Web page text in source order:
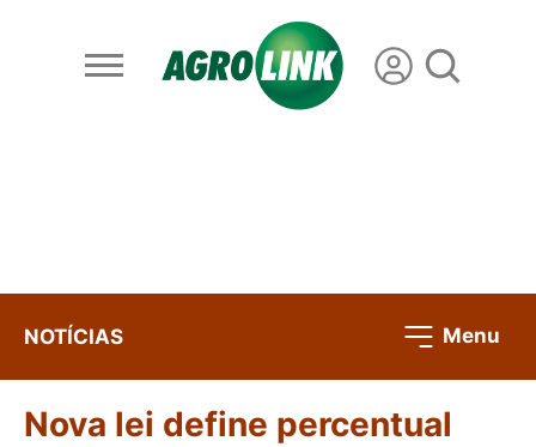
NOTÍCIAS Menu
Nova lei define percentual